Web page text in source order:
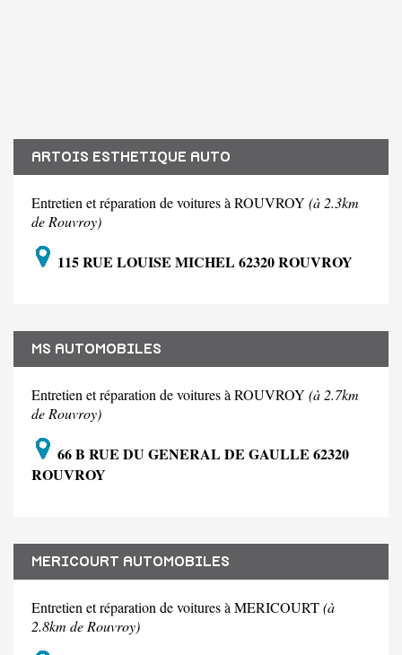
ARTOIS ESTHETIQUE AUTO
Entretien et réparation de voitures à ROUVROY (à 2.3km
de Rouvroy)
115 RUE LOUISE MICHEL 62320 ROUVROY
MS AUTOMOBILES
Entretien et réparation de voitures à ROUVROY (à 2.7km
de Rouvroy)
66 B RUE DU GENERAL DE GAULLE 62320
ROUVROY
MERICOURT AUTOMOBILES
Entretien et réparation de voitures à MERICOURT(à
2.8km de Rouvroy)